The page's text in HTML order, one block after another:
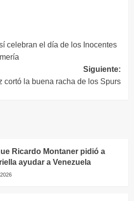
celebran el día de los Inocentes
Siguiente:
cortó la buena racha de los Spurs
Ricardo Montaner pidió a
ayudar a Venezuela